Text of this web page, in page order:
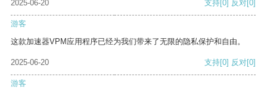
2025-06-20 支持[0] 反对[0]
游客
这款加速器VPM应用程序已经为我们带来了无限的隐私保护和自由。
2025-06-20 支持[0] 反对[0]
游客